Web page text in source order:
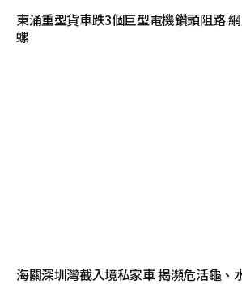
東涌重型貨車跌3個巨型電機鑽頭阻路
螺
海關深圳灣截入境私家車 揭瀕危活龜、